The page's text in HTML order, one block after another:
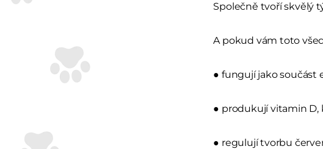
Společně tvoří skvělý
A pokud vám toto
● fungují jako
● produkují vitamin D,
● regulují tvorbu